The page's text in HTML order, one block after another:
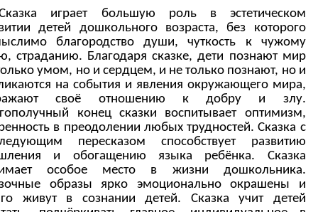
играет большую роль в эстетическом
детей дошкольного возраста, без которого
благородство души, чуткость к чужому
страданию. Благодаря сказке, дети познают мир
умом, но и сердцем, и не только познают, но и
на события и явления окружающего мира,
своё отношению к добру и злу.
конец сказки воспитывает оптимизм,
в преодолении любых трудностей. Сказка с
пересказом способствует развитию
и обогащению языка ребёнка. Сказка
особое место в жизни дошкольника.
образы ярко эмоционально окрашены и
живут в сознании детей. Сказка учит детей